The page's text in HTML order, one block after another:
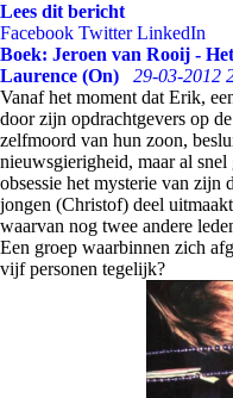
Lees dit bericht
Facebook Twitter LinkedIn
Boek: Jeroen van Rooij -
Laurence (On)
29-03-2012
Vanaf het moment dat Erik,
door zijn opdrachtgevers op
zelfmoord van hun zoon,
nieuwsgierigheid, maar al
obsessie het mysterie van
jongen (Christof) deel
waarvan nog twee andere
Een groep waarbinnen zich
vijf personen tegelijk?